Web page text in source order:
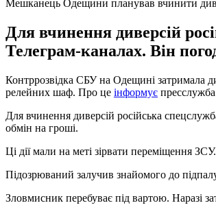
Мешканець Одещини планував вчинити
Для вчинення диверсій
Телеграм-каналах. Він
Контррозвідка СБУ на Одещині затримала
релейних шаф. Про це інформує
Для вчинення диверсій російська
обмін на гроші.
Ці дії мали на меті зірвати переміщення ЗСУ.
Підозрюваний залучив знайомого до
Зловмисник перебуває під вартою. Наразі